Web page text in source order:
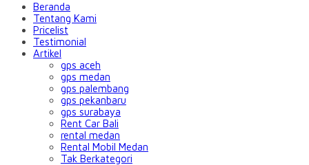
Beranda
Tentang Kami
Pricelist
Testimonial
Artikel
gps aceh
gps medan
gps palembang
gps pekanbaru
gps surabaya
Rent Car Bali
rental medan
Rental Mobil Medan
Tak Berkategori